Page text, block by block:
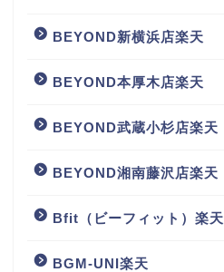
BEYOND新横浜店楽天
BEYOND本厚木店楽天
BEYOND武蔵小杉店楽天
BEYOND湘南藤沢店楽天
Bfit（ビーフィット）楽天
BGM‐UNI楽天